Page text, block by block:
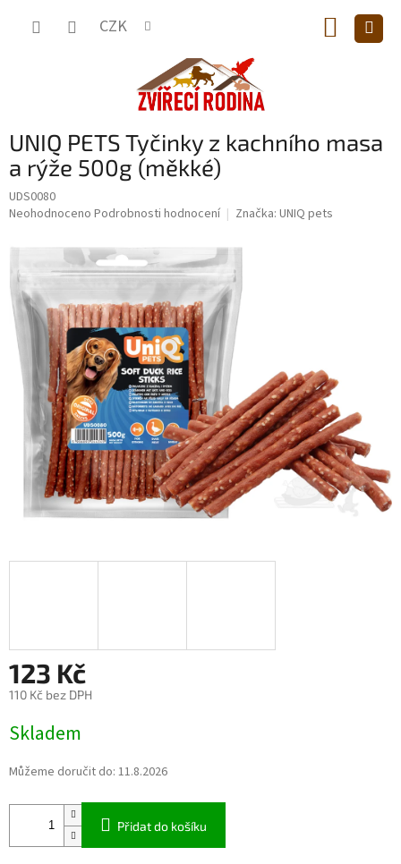
CZK
KOŠÍK
UNIQ PETS Tyčinky z kachního masa
a rýže 500g (měkké)
UDS0080
Průměrné
produktu
0,0
z
5
hvězdiček.
Neohodnoceno Podrobnosti hodnocení Značka: UNIQ pets
123 Kč
110 Kč bez DPH
cena:
Skladem
Můžeme doručit do: 11.8.2026
Přidat do košíku